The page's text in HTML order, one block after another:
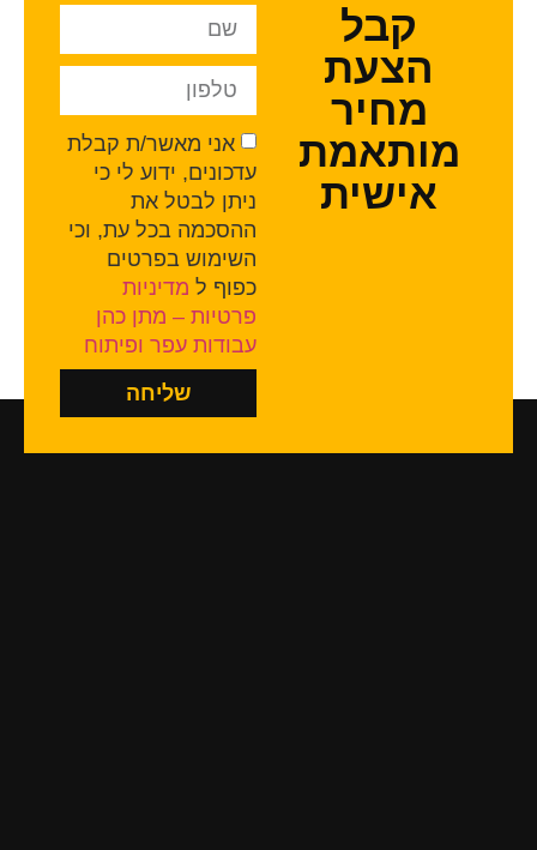
קבל
הצעת
מחיר
מותאמת
אישית
אני מאשר/ת קבלת
עדכונים, ידוע לי כי
ניתן לבטל את
ההסכמה בכל עת, וכי
השימוש בפרטים
כפוף ל מדיניות
פרטיות – מתן כהן
עבודות עפר ופיתוח
שליחה